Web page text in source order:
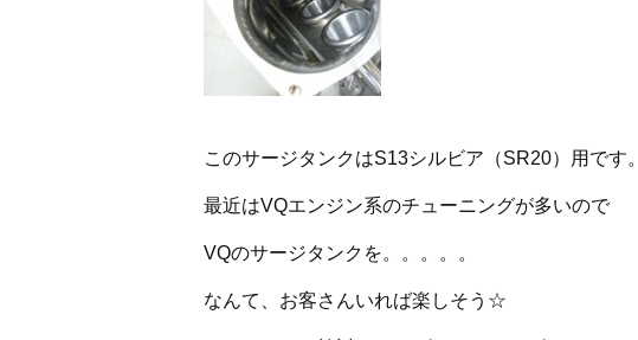
このサージタンクはS13シルビア（SR20）用です。
最近はVQエンジン系のチューニングが多いので
VQのサージタンクを。。。。。
なんて、お客さんいれば楽しそう☆